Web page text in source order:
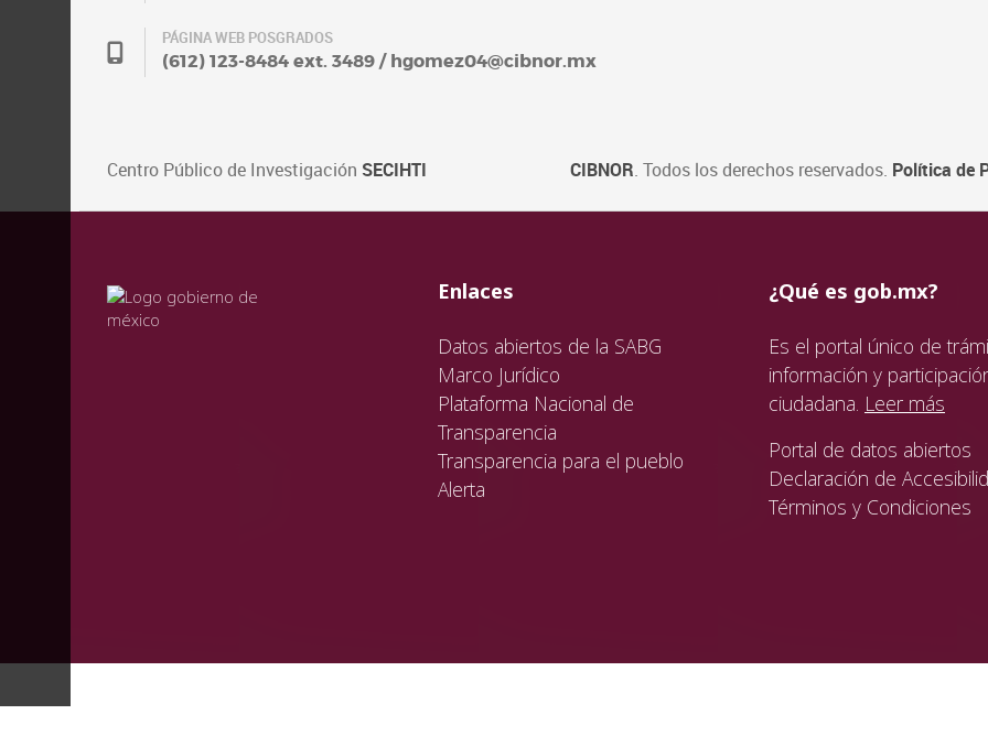
PÁGINA WEB POSGRADOS
(612) 123-8484 ext. 3489 / hgomez04@cibnor.mx
Centro Público de Investigación SECIHTI CIBNOR. Todos los derechos reservados. Política de
valida
valida
valida
Enlaces
Datos abiertos de la SABG
Marco Jurídico
Plataforma Nacional de
Transparencia
Transparencia para el pueblo
Alerta
¿Qué es gob.mx?
Es el portal único de
información y
ciudadana. Leer más
Portal de datos abiertos
Declaración de
Términos y Condiciones